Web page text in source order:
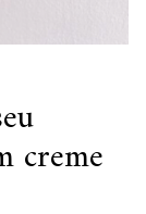
creme